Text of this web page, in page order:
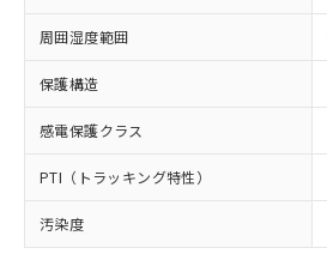
周囲湿度範囲
保護構造
感電保護クラス
PTI（トラッキング特性）
汚染度
在庫状況および標準価
事前の承諾なく第三者
マイパーツ機能（部品
ビス）をご利用いただ
メンバーズにご登録さ
あります。
お客様が当ウェブサイ
登録された部品リスト
および当社の共同利用
※2 対応予定月
部品在庫の切り替え状況な
月が前後することがあります
※3 非含有証明書ダウン
「ｅ」：有害物質（10物質
準値以下であることを示し
「10」：通常の使用状況下
質が外部に漏えいし、環境
及ぼさない年数を意味します
「－」：未確認です。当社
い合わせください。
当社は、貴社製品を第
場合は、上記1、2お
該第三者に通知します
販売先および販売に係
法に輸出するおそれが
り引きをいたしません
機器販売店・当社
白
受注生産機種、ま
情報を公開してい